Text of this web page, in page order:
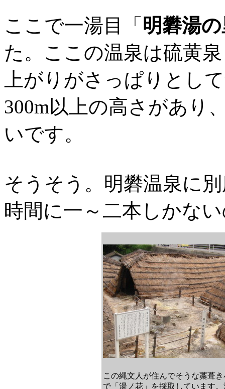
ここで一湯目「 明礬湯
た。ここの温泉は硫黄
上がりがさっぱりとし
300m以上の高さがあり
いです。
そうそう。明礬温泉に
時間に一～二本しかな
この縄文人が住んでそうな藁葺
で「湯ノ花」を採取しています